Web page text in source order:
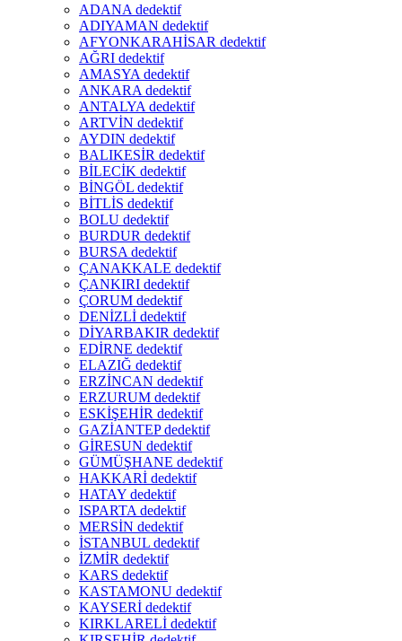
ADANA dedektif
ADIYAMAN dedektif
AFYONKARAHİSAR dedektif
AĞRI dedektif
AMASYA dedektif
ANKARA dedektif
ANTALYA dedektif
ARTVİN dedektif
AYDIN dedektif
BALIKESİR dedektif
BİLECİK dedektif
BİNGÖL dedektif
BİTLİS dedektif
BOLU dedektif
BURDUR dedektif
BURSA dedektif
ÇANAKKALE dedektif
ÇANKIRI dedektif
ÇORUM dedektif
DENİZLİ dedektif
DİYARBAKIR dedektif
EDİRNE dedektif
ELAZIĞ dedektif
ERZİNCAN dedektif
ERZURUM dedektif
ESKİŞEHİR dedektif
GAZİANTEP dedektif
GİRESUN dedektif
GÜMÜŞHANE dedektif
HAKKARİ dedektif
HATAY dedektif
ISPARTA dedektif
MERSİN dedektif
İSTANBUL dedektif
İZMİR dedektif
KARS dedektif
KASTAMONU dedektif
KAYSERİ dedektif
KIRKLARELİ dedektif